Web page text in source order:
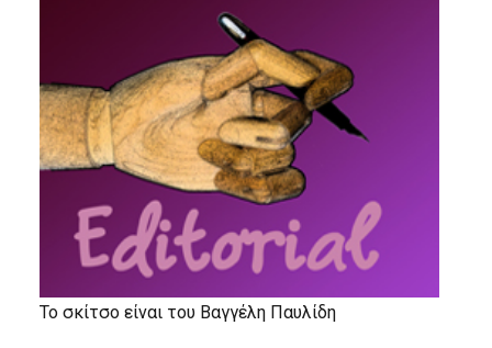
Το σκίτσο είναι του Βαγγέλη Παυλίδη